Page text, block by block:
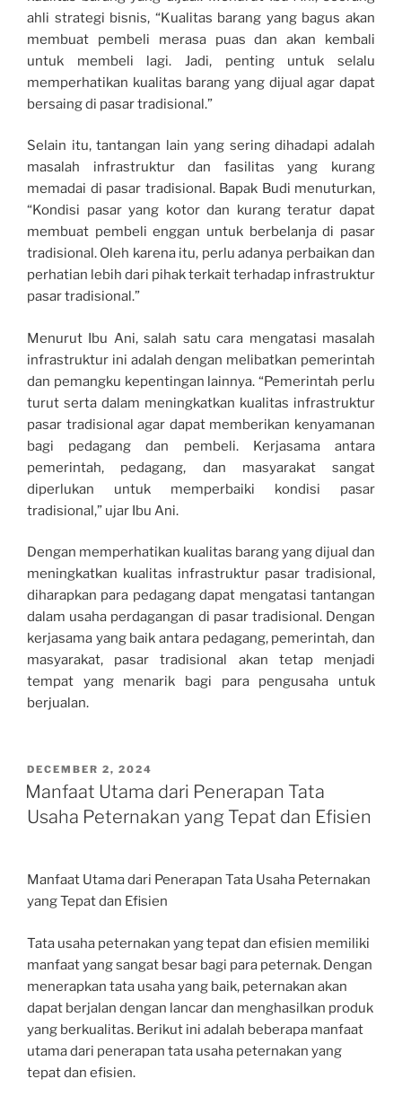
ahli strategi bisnis, “Kualitas barang yang bagus akan
membuat pembeli merasa puas dan akan kembali
untuk membeli lagi. Jadi, penting untuk selalu
memperhatikan kualitas barang yang dijual agar dapat
bersaing di pasar tradisional.”
Selain itu, tantangan lain yang sering dihadapi adalah
masalah infrastruktur dan fasilitas yang kurang
memadai di pasar tradisional. Bapak Budi menuturkan,
“Kondisi pasar yang kotor dan kurang teratur dapat
membuat pembeli enggan untuk berbelanja di pasar
tradisional. Oleh karena itu, perlu adanya perbaikan dan
perhatian lebih dari pihak terkait terhadap infrastruktur
pasar tradisional.”
Menurut Ibu Ani, salah satu cara mengatasi masalah
infrastruktur ini adalah dengan melibatkan pemerintah
dan pemangku kepentingan lainnya. “Pemerintah perlu
turut serta dalam meningkatkan kualitas infrastruktur
pasar tradisional agar dapat memberikan kenyamanan
bagi pedagang dan pembeli. Kerjasama antara
pemerintah, pedagang, dan masyarakat sangat
diperlukan untuk memperbaiki kondisi pasar
tradisional,” ujar Ibu Ani.
Dengan memperhatikan kualitas barang yang dijual dan
meningkatkan kualitas infrastruktur pasar tradisional,
diharapkan para pedagang dapat mengatasi tantangan
dalam usaha perdagangan di pasar tradisional. Dengan
kerjasama yang baik antara pedagang, pemerintah, dan
masyarakat, pasar tradisional akan tetap menjadi
tempat yang menarik bagi para pengusaha untuk
berjualan.
POSTED
ON
DECEMBER 2, 2024
Manfaat Utama dari Penerapan Tata
Usaha Peternakan yang Tepat dan Efisien
Manfaat Utama dari Penerapan Tata Usaha Peternakan
yang Tepat dan Efisien
Tata usaha peternakan yang tepat dan efisien memiliki
manfaat yang sangat besar bagi para peternak. Dengan
menerapkan tata usaha yang baik, peternakan akan
dapat berjalan dengan lancar dan menghasilkan produk
yang berkualitas. Berikut ini adalah beberapa manfaat
utama dari penerapan tata usaha peternakan yang
tepat dan efisien.